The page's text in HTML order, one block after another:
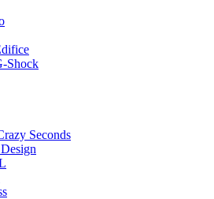
Shock
Seconds